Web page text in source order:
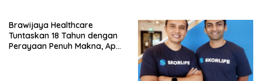
Brawijaya Healthcare
Tuntaskan 18 Tahun dengan
Perayaan Penuh Makna, Apa